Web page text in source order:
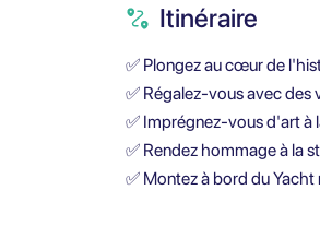
Itinéraire
✅ Plongez au cœur de
✅ Régalez-vous avec des
✅ Imprégnez-vous d'art à
✅ Rendez hommage à la
✅ Montez à bord du